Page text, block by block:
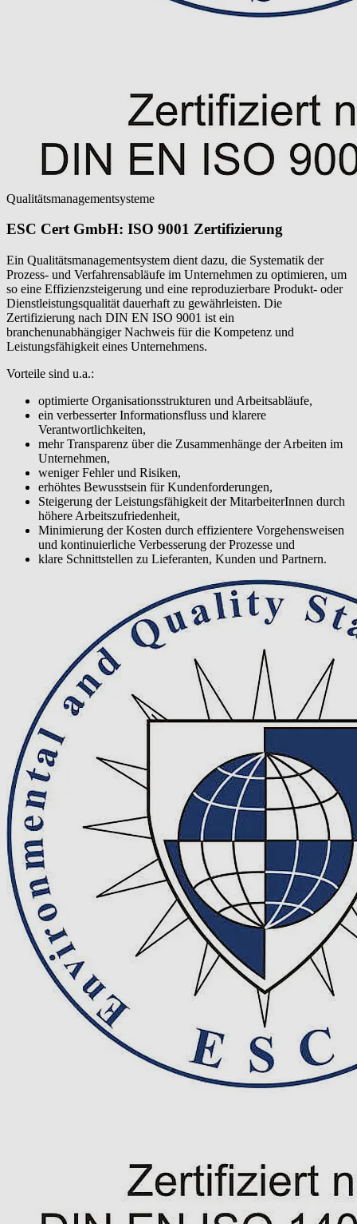
Qualitätsmanagementsysteme
ESC Cert GmbH: ISO 9001 Zertifizierung
Ein Qualitätsmanagementsystem dient dazu, die Systematik der
Prozess- und Verfahrensabläufe im Unternehmen zu optimieren, um
so eine Effizienzsteigerung und eine reproduzierbare Produkt- oder
Dienstleistungsqualität dauerhaft zu gewährleisten. Die
Zertifizierung nach DIN EN ISO 9001 ist ein
branchenunabhängiger Nachweis für die Kompetenz und
Leistungsfähigkeit eines Unternehmens.
Vorteile sind u.a.:
optimierte Organisationsstrukturen und Arbeitsabläufe,
ein verbesserter Informationsfluss und klarere
Verantwortlichkeiten,
mehr Transparenz über die Zusammenhänge der Arbeiten im
Unternehmen,
weniger Fehler und Risiken,
erhöhtes Bewusstsein für Kundenforderungen,
Steigerung der Leistungsfähigkeit der MitarbeiterInnen durch
höhere Arbeitszufriedenheit,
Minimierung der Kosten durch effizientere Vorgehensweisen
und kontinuierliche Verbesserung der Prozesse und
klare Schnittstellen zu Lieferanten, Kunden und Partnern.